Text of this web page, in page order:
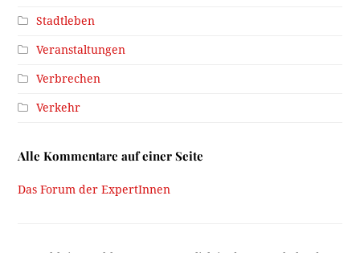
Stadtleben
Veranstaltungen
Verbrechen
Verkehr
Alle Kommentare auf einer Seite
Das Forum der ExpertInnen